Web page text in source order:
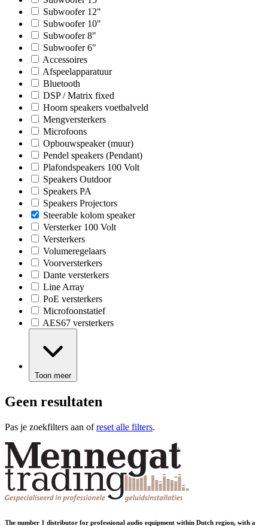
Subwoofer 12"
Subwoofer 10"
Subwoofer 8"
Subwoofer 6"
Accessoires
Afspeelapparatuur
Bluetooth
DSP / Matrix fixed
Hoorn speakers voetbalveld
Mengversterkers
Microfoons
Opbouwspeaker (muur)
Pendel speakers (Pendant)
Plafondspeakers 100 Volt
Speakers Outdoor
Speakers PA
Speakers Projectors
Steerable kolom speaker
Versterker 100 Volt
Versterkers
Volumeregelaars
Voorversterkers
Dante versterkers
Line Array
PoE versterkers
Microfoonstatief
AES67 versterkers
Toon meer
Geen resultaten
Pas je zoekfilters aan ofreset alle filters.
The number 1 distributor for professional audio equipment within Dutch region, with a